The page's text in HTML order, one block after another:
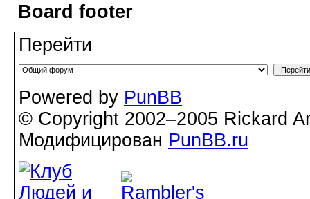
Board footer
Перейти
Powered by PunBB
© Copyright 2002–2005 Rickard
Модифицирован PunBB.ru